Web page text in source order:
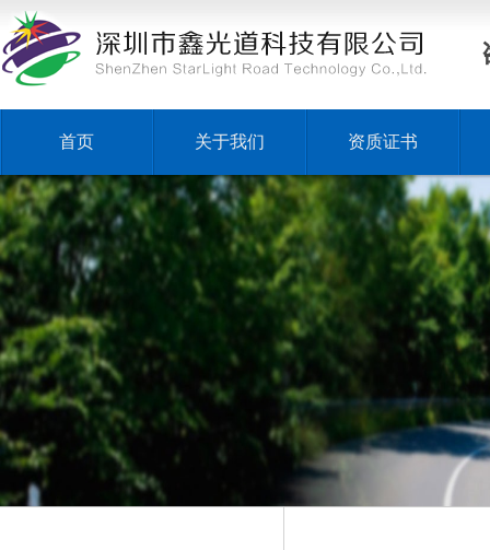
首页 关于我们 资质证书